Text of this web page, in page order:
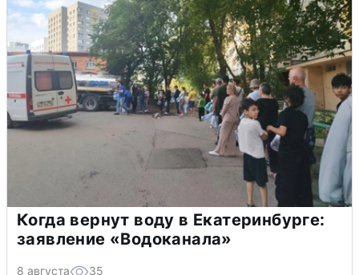
Когда вернут воду в Екатеринбурге:
заявление «Водоканала»
8 августа 35